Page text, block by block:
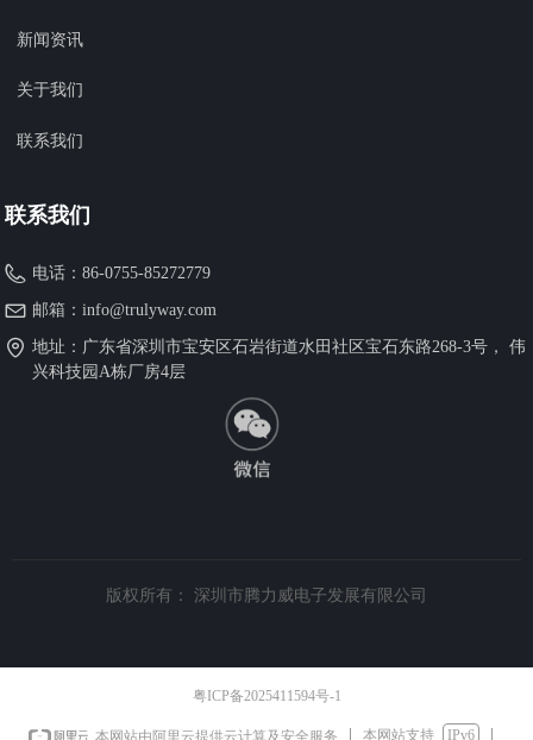
联系我们
电话： 86-0755-85272779
邮箱： info@trulyway.com
地址： 广东省深圳市宝安区石岩街道水田社区宝石东路268-3号， 伟
兴科技园A栋厂房4层
版权所有： 深圳市腾力威电子发展有限公司
新闻资讯
关于我们
联系我们
粤ICP备2025411594号-1
本网站由阿里云提供云计算及安全服务 本网站支持 IPv6